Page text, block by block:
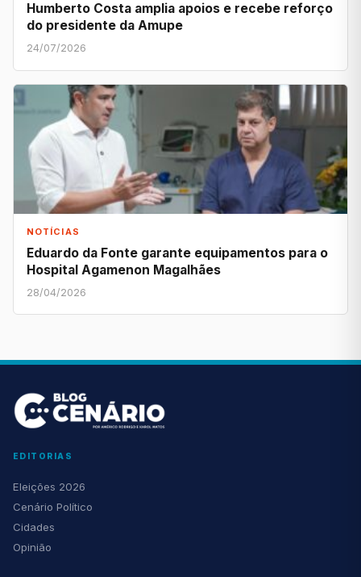
Humberto Costa amplia apoios e recebe reforço
do presidente da Amupe
24/07/2026
NOTÍCIAS
Eduardo da Fonte garante equipamentos para o
Hospital Agamenon Magalhães
28/04/2026
EDITORIAS
Eleições 2026
Cenário Político
Cidades
Opinião